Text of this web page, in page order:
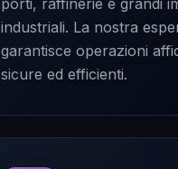
porti, raffinerie e grandi
industriali. La nostra
garantisce operazioni
sicure ed efficienti.